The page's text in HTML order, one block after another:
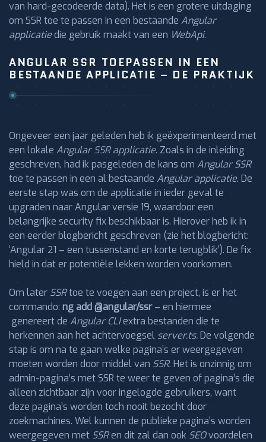
van hard-gecodeerde data). Het is een grotere uitdaging
om SSR toe te passen in een bestaande Angular
applicatiedie gebruik maakt van een WebApi.
ANGULAR SSR TOEPASSEN IN EEN
BESTAANDE APPLICATIE – DE PRAKTIJK
Ongeveer een jaar geleden heb ik geëxperimenteerd met
een lokale Angular SSR applicatie. Zoals in de inleiding
geschreven, had ik pasgeleden de kans om Angular SSR
toe te passen in een al bestaande Angular applicatie. De
eerste stap was om de applicatie in ieder geval te
upgraden naar Angular versie 19, waardoor een
belangrijke security fix beschikbaar is. Hierover heb ik in
een eerder blogbericht geschreven (zie het blogbericht:
‘Angular 21 – een tussenstand en korte terugblik’). De fix
hield in dat er potentiële lekken worden voorkomen.
Om later SSRtoe te voegen aan een project, is er het
commando: ng add @angular/ssr– en hiermee
genereert de Angular CLIextra bestanden die te
herkennen aan het achtervoegsel server.ts.De volgende
stap is om na te gaan welke pagina’s er weergegeven
moeten worden door middel van SSR. Het is onzinnig om
admin-pagina’s met SSR te weer te geven of pagina’s die
alleen zichtbaar zijn voor ingelogde gebruikers, want
deze pagina’s worden toch nooit bezocht door
zoekmachines. Wel kunnen de publieke pagina’s worden
weergegeven met SSRen dit zal dan ook SEOvoordelen